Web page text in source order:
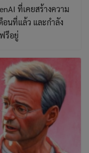
ที่เคยสร้างความ
อนที่แล้ว และกำลัง
รีอยู่